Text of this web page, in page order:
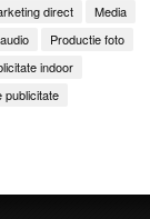
direct
Media
Productie foto
indoor
publicitate